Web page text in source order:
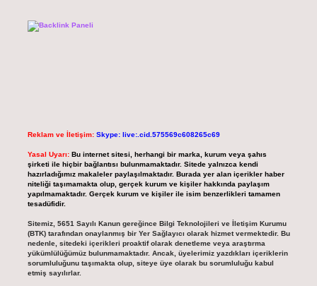
Reklam ve İletişim: Skype: live:.cid.575569c608265c69
Yasal Uyarı: Bu internet sitesi, herhangi bir marka, kurum veya şahıs
şirketi ile hiçbir bağlantısı bulunmamaktadır. Sitede yalnızca kendi
hazırladığımız makaleler paylaşılmaktadır. Burada yer alan içerikler haber
niteliği taşımamakta olup, gerçek kurum ve kişiler hakkında paylaşım
yapılmamaktadır. Gerçek kurum ve kişiler ile isim benzerlikleri tamamen
tesadüfidir.
Sitemiz, 5651 Sayılı Kanun gereğince Bilgi Teknolojileri ve İletişim Kurumu
(BTK) tarafından onaylanmış bir Yer Sağlayıcı olarak hizmet vermektedir. Bu
nedenle, sitedeki içerikleri proaktif olarak denetleme veya araştırma
yükümlülüğümüz bulunmamaktadır. Ancak, üyelerimiz yazdıkları içeriklerin
sorumluluğunu taşımakta olup, siteye üye olarak bu sorumluluğu kabul
etmiş sayılırlar.